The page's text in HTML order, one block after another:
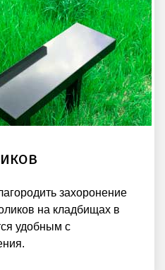
захоронение
на кладбищах в
удобным с